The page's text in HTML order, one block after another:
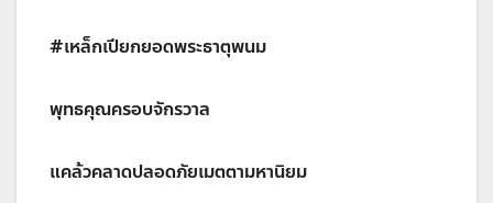
#เหล็กเปียกยอดพระธาตุพนม
พุทธคุณครอบจักรวาล
แคล้วคลาดปลอดภัยเมตตามหานิยม